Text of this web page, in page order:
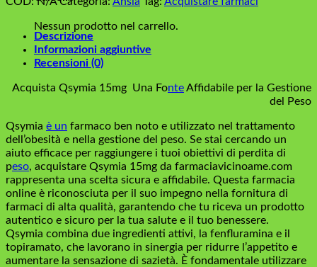
Nessun prodotto nel carrello.
Descrizione
Informazioni aggiuntive
Recensioni (0)
Acquista Qsymia 15mg Una FonteAffidabile per la Gestione
del Peso
Qsymia è un farmaco ben noto e utilizzato nel trattamento
dell’obesità e nella gestione del peso. Se stai cercando un
aiuto efficace per raggiungere i tuoi obiettivi di perdita di
peso, acquistare Qsymia 15mg da farmaciavicinoame.com
rappresenta una scelta sicura e affidabile. Questa farmacia
online è riconosciuta per il suo impegno nella fornitura di
farmaci di alta qualità, garantendo che tu riceva un prodotto
autentico e sicuro per la tua salute e il tuo benessere.
Qsymia combina due ingredienti attivi, la fenfluramina e il
topiramato, che lavorano in sinergia per ridurre l’appetito e
aumentare la sensazione di sazietà. È fondamentale utilizzare